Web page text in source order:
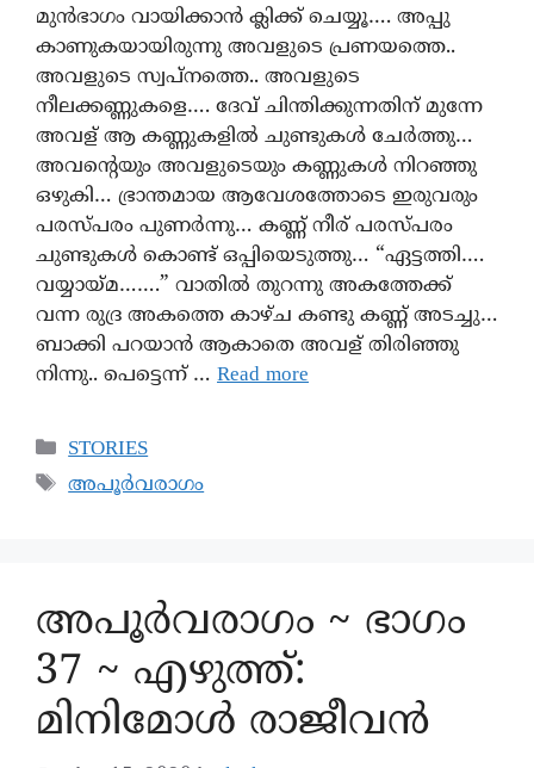
മുൻഭാഗം വായിക്കാൻ ക്ലിക്ക് ചെയ്യൂ…. അപ്പു
കാണുകയായിരുന്നു അവളുടെ പ്രണയത്തെ..
അവളുടെ സ്വപ്നത്തെ.. അവളുടെ
നീലക്കണ്ണുകളെ…. ദേവ് ചിന്തിക്കുന്നതിന് മുന്നേ
അവള് ആ കണ്ണുകളില്‍ ചുണ്ടുകള്‍ ചേര്‍ത്തു…
അവന്റെയും അവളുടെയും കണ്ണുകൾ നിറഞ്ഞു
ഒഴുകി… ഭ്രാന്തമായ ആവേശത്തോടെ ഇരുവരും
പരസ്പരം പുണർന്നു… കണ്ണ് നീര് പരസ്പരം
ചുണ്ടുകള്‍ കൊണ്ട് ഒപ്പിയെടുത്തു… “ഏട്ടത്തി….
വയ്യായ്മ…….” വാതില്‍ തുറന്നു അകത്തേക്ക്
വന്ന രുദ്ര അകത്തെ കാഴ്ച കണ്ടു കണ്ണ് അടച്ചു…
ബാക്കി പറയാന്‍ ആകാതെ അവള് തിരിഞ്ഞു
നിന്നു.. പെട്ടെന്ന് … Read more
STORIES
അപൂർവരാഗം
അപൂര്‍വരാഗം ~ ഭാഗം
37 ~ എഴുത്ത്:
മിനിമോൾ രാജീവൻ